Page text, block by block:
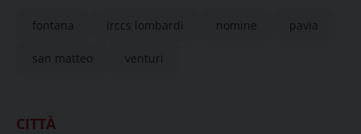
fontana irccs lombardi nomine pavia
san matteo venturi
CITTÀ